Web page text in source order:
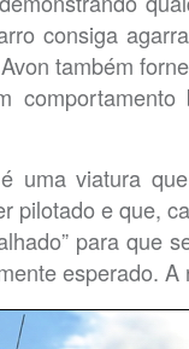
consiga
também
uma viatura
pilotado e que,
para que
esperado. A